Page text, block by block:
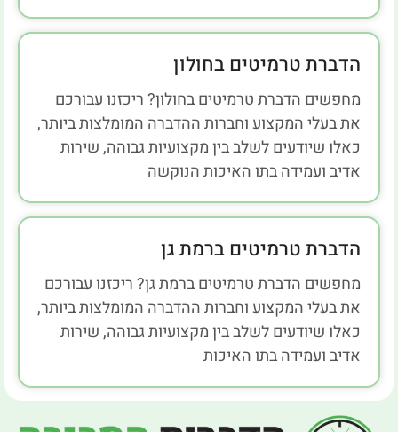
הדברת טרמיטים בחולון
מחפשים הדברת טרמיטים בחולון? ריכזנו עבורכם
את בעלי המקצוע וחברות ההדברה המומלצות ביותר,
כאלו שיודעים לשלב בין מקצועיות גבוהה, שירות
אדיב ועמידה בתו האיכות הנוקשה
הדברת טרמיטים ברמת גן
מחפשים הדברת טרמיטים ברמת גן? ריכזנו עבורכם
את בעלי המקצוע וחברות ההדברה המומלצות ביותר,
כאלו שיודעים לשלב בין מקצועיות גבוהה, שירות
אדיב ועמידה בתו האיכות